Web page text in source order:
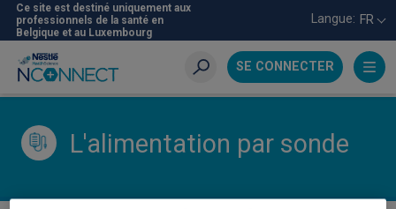
Aller
au
contenu
principal
Ce site est destiné uniquement aux
professionnels de la santé en
Belgique et au Luxembourg
Langue: FR
SE CONNECTER
Recherche
L'alimentation par sonde